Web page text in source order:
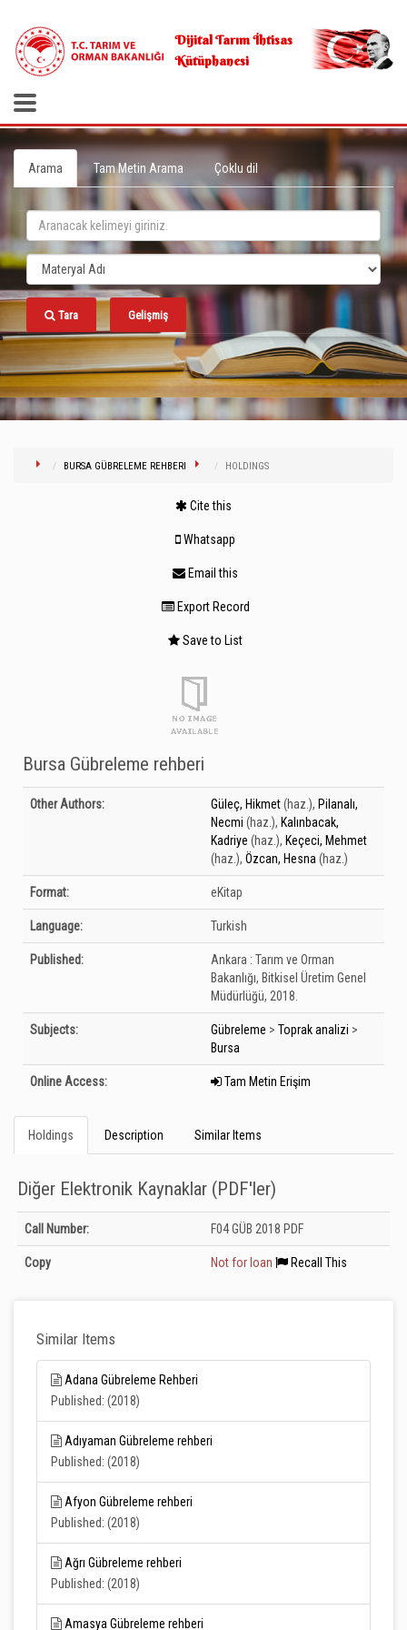
Dijital Tarım İhtisas
Kütüphanesi
Arama Tam Metin Arama Çoklu dil
Tara Gelişmiş
BURSA GÜBRELEME REHBERI HOLDINGS
Cite this
Whatsapp
Email this
Export Record
Save to List
Bursa Gübreleme rehberi
Bibliographic Details
Other Authors: Güleç, Hikmet(haz.), Pilanalı,
Necmi (haz.), Kalınbacak,
Kadriye (haz.), Keçeci, Mehmet
(haz.), Özcan, Hesna (haz.)
Format: eKitap
Language: Turkish
Published: Ankara : Tarım ve Orman
Bakanlığı, Bitkisel Üretim Genel
Müdürlüğü, 2018.
Subjects: Gübreleme > Toprak analizi >
Bursa
Online Access: Tam Metin Erişim
Holdings Description Similar Items
Diğer Elektronik Kaynaklar (PDF'ler)
Holdings details from Diğer Elektronik Kaynaklar (PDF&#039;ler): Unknown
Call Number: F04 GÜB 2018 PDF
Copy Not for loan Recall This
Similar Items
Adana Gübreleme Rehberi
Published: (2018)
Adıyaman Gübreleme rehberi
Published: (2018)
Afyon Gübreleme rehberi
Published: (2018)
Ağrı Gübreleme rehberi
Published: (2018)
Amasya Gübreleme rehberi